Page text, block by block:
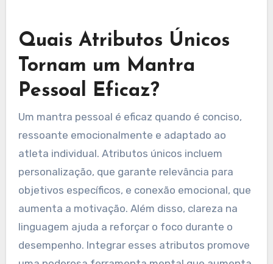
Os atletas podem testar a eficácia de seu
mantra acompanhando métricas de
desempenho e respostas emocionais durante o
regularmente os níveis de foco, redução do
estresse e confiança geral. Ajuste o mantra com
base nessas observações para aumentar seu
impacto no desempenho.
Quais Atributos Únicos